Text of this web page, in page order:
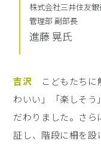
株式会社三井住友
管理部 副部長
進藤 晃氏
吉沢 こどもたちに
わいい」「楽しそう
だわりました。さ
証し、階段に柵を設